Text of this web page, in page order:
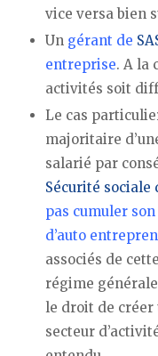
vice versa bien
Un gérant de
entreprise. A la
activités soit
Le cas
majoritaire
salarié par
Sécurité sociale
pas cumuler
d’auto
associés de
régime
le droit de créer
secteur